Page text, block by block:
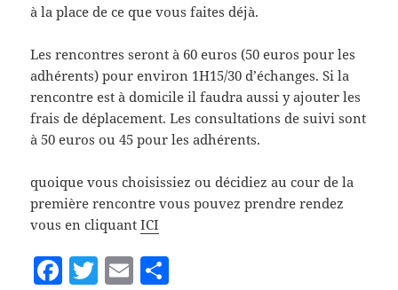
à la place de ce que vous faites déjà.
Les rencontres seront à 60 euros (50 euros pour les
adhérents) pour environ 1H15/30 d’échanges. Si la
rencontre est à domicile il faudra aussi y ajouter les
frais de déplacement. Les consultations de suivi sont
à 50 euros ou 45 pour les adhérents.
quoique vous choisissiez ou décidiez au cour de la
première rencontre vous pouvez prendre rendez
vous en cliquantICI
F T E